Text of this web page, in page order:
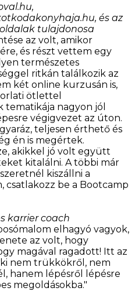
és az
tulajdonosa
az volt, amikor
és részt vettem egy
természetes
ritkán találkozik az
két online kurzusán is,
ötlettel
nagyon jól
végigvezet az úton.
teljesen érthető és
én is megértek.
akikkel jó volt együtt
kitalálni. A többi már
kiszállni a
csatlakozz be a Bootcamp
karrier coach
elhagyó vagyok,
az volt, hogy
magával ragadott! Itt az
nem trükkökről, nem
hanem lépésről lépésre
megoldásokba."